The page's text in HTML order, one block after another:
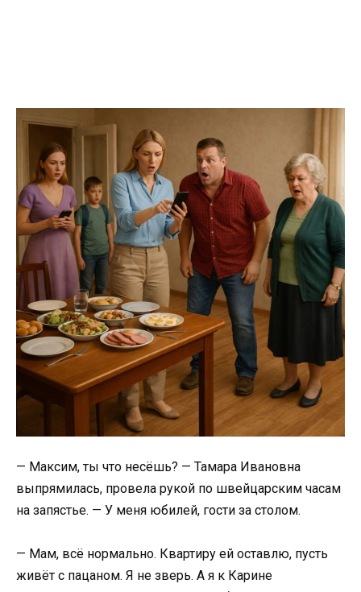
— Максим, ты что несёшь? — Тамара Ивановна
выпрямилась, провела рукой по швейцарским часам
на запястье. — У меня юбилей, гости за столом.
— Мам, всё нормально. Квартиру ей оставлю, пусть
живёт с пацаном. Я не зверь. А я к Карине